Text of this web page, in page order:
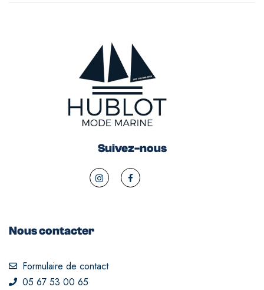
Suivez-nous
Nous contacter
Formulaire de contact
05 67 53 00 65